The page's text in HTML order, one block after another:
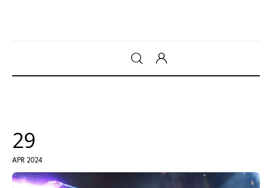
Intrattenimento
29
APR 2024